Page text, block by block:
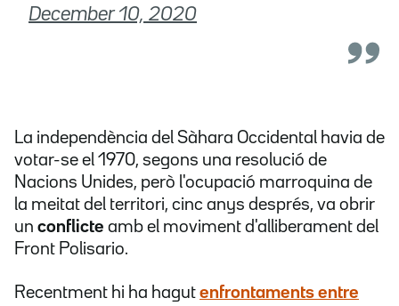
December 10, 2020
La independència del Sàhara Occidental havia de
votar-se el 1970, segons una resolució de
Nacions Unides, però l'ocupació marroquina de
la meitat del territori, cinc anys després, va obrir
un conflicte amb el moviment d'alliberament del
Front Polisario.
Recentment hi ha hagut enfrontaments entre